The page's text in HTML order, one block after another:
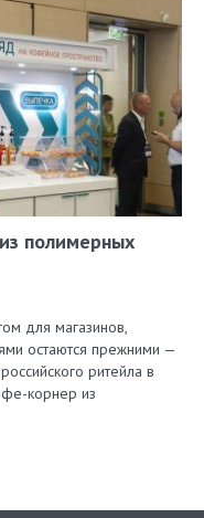
полимерных
для магазинов,
остаются прежними —
ритейла в
корнер из